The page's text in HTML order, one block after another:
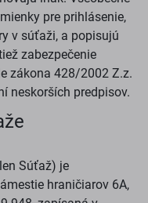
pre prihlásenie,
v súťaži, a popisujú
zabezpečenie
zákona 428/2002 Z.z.
neskorších predpisov.
Súťaž) je
hraničiarov 6A,